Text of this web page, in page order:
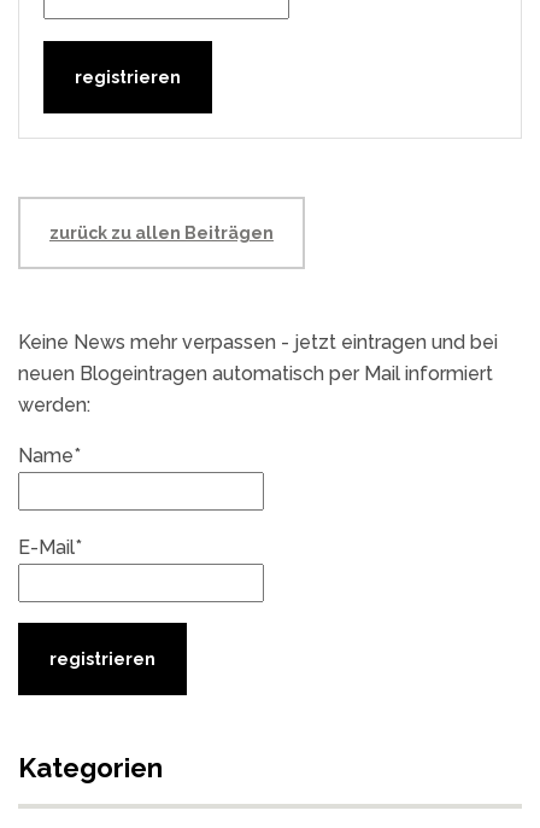
zurück zu allen Beiträgen
Keine News mehr verpassen - jetzt eintragen und bei
neuen Blogeintragen automatisch per Mail informiert
werden:
Name*
E-Mail*
Kategorien